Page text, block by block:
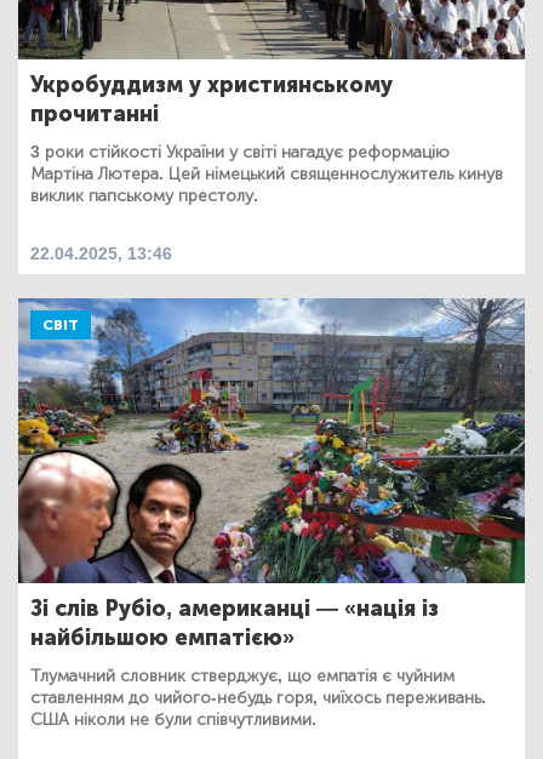
Укробуддизм у християнському
прочитанні
3 роки стійкості України у світі нагадує реформацію
Мартіна Лютера. Цей німецький священнослужитель кинув
виклик папському престолу.
22.04.2025, 13:46
СВІТ
Зі слів Рубіо, американці — «нація із
найбільшою емпатією»
Тлумачний словник стверджує, що емпатія є чуйним
ставленням до чийого-небудь горя, чиїхось переживань.
США ніколи не були співчутливими.